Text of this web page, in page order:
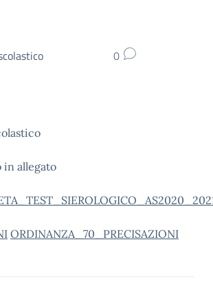
0
in allegato
ORDINANZA_70_PRECISAZIONI